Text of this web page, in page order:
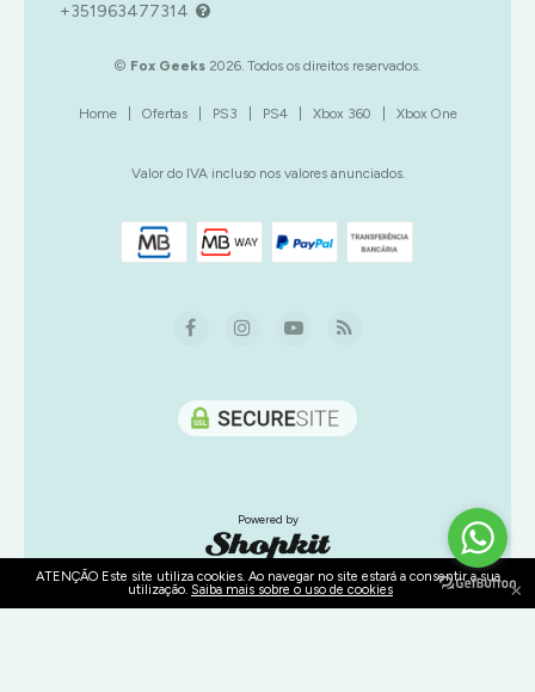
+351963477314
© Fox Geeks 2026. Todos os direitos reservados.
Home| Ofertas| PS3 PS4| Xbox 360 Xbox One
Valor do IVA incluso nos valores anunciados.
Powered by
ATENÇÃO Este site utiliza cookies. Ao navegar no site estará a consentir a sua
utilização. Saiba mais sobre o uso de cookies ×